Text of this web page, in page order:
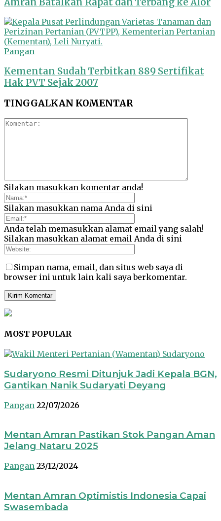
Pangan
Kementan Sudah Terbitkan 889 Sertifikat
Hak PVT Sejak 2007
TINGGALKAN KOMENTAR
Silakan masukkan komentar anda!
Silakan masukkan nama Anda di sini
Anda telah memasukkan alamat email yang salah!
Silakan masukkan alamat email Anda di sini
Simpan nama, email, dan situs web saya di
browser ini untuk lain kali saya berkomentar.
MOST POPULAR
Sudaryono Resmi Ditunjuk Jadi Kepala BGN,
Gantikan Nanik Sudaryati Deyang
Pangan 22/07/2026
Mentan Amran Pastikan Stok Pangan Aman
Jelang Nataru 2025
Pangan 23/12/2024
Mentan Amran Optimistis Indonesia Capai
Swasembada